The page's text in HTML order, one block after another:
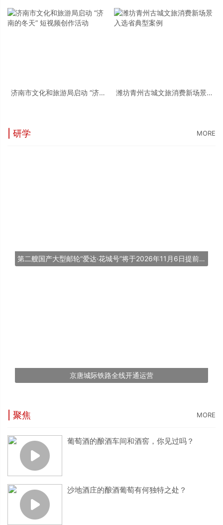
济南市文化和旅游局启动 “济南
潍坊青州古城文旅消费新场景入
| 研学 MORE
第二艘国产大型邮轮“爱达·花城号”将于2026年11月6日提前交付
京唐城际铁路全线开通运营
| 聚焦 MORE
葡萄酒的酿酒车间和酒窖，你见过吗？
沙地酒庄的酿酒葡萄有何独特之处？